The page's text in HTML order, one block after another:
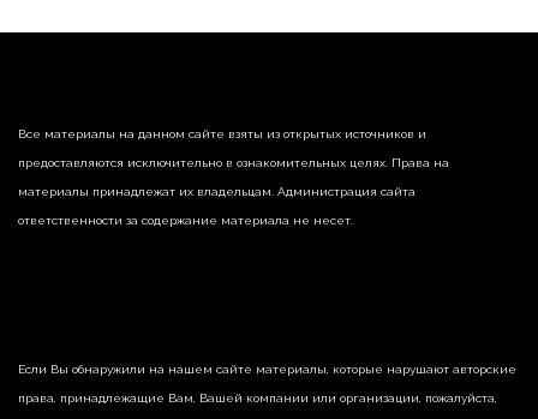
Все материалы на данном сайте взяты из открытых источников и
предоставляются исключительно в ознакомительных целях. Права на
материалы принадлежат их владельцам. Администрация сайта
ответственности за содержание материала не несет.
Если Вы обнаружили на нашем сайте материалы, которые нарушают авторские
права, принадлежащие Вам, Вашей компании или организации, пожалуйста,